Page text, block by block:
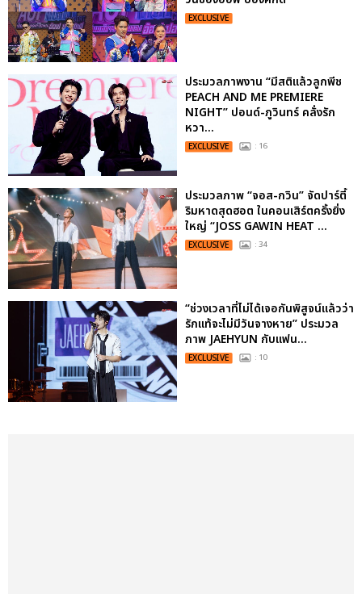
EXCLUSIVE
ประมวลภาพงาน “มีสติแล้วลูกพีช
PEACH AND ME PREMIERE
NIGHT” ปอนด์-ภูวินทร์ คลั่งรัก
หวา...
EXCLUSIVE : 16
ประมวลภาพ “จอส-กวิน” จัดปาร์ตี้
ริมหาดสุดฮอต ในคอนเสิร์ตครั้งยิ่ง
ใหญ่ “JOSS GAWIN HEAT ...
EXCLUSIVE : 34
“ช่วงเวลาที่ไม่ได้เจอกันพิสูจน์แล้วว่า
รักแท้จะไม่มีวันจางหาย” ประมวล
ภาพ JAEHYUN กับแฟน...
EXCLUSIVE : 10